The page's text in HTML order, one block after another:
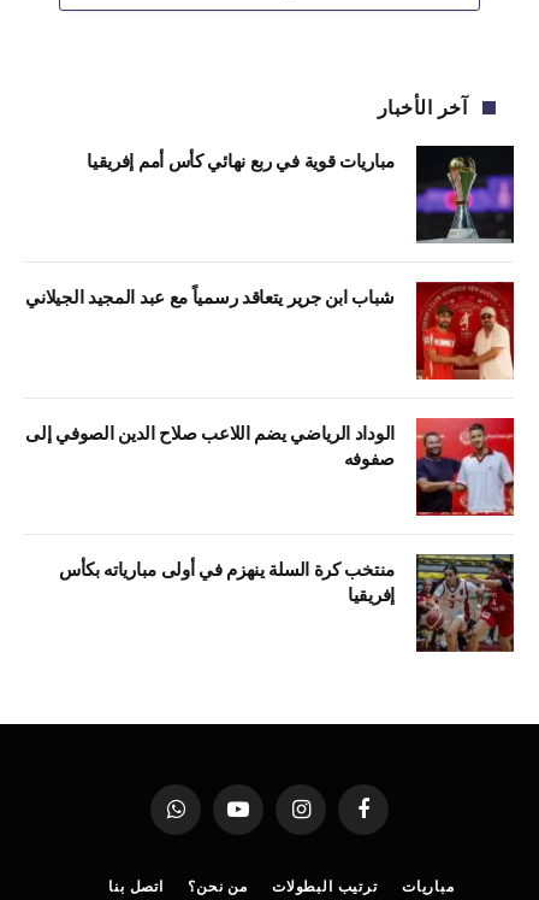
آخر الأخبار
مباريات قوية في ربع نهائي كأس أمم إفريقيا
شباب ابن جرير يتعاقد رسمياً مع عبد المجيد الجيلاني
الوداد الرياضي يضم اللاعب صلاح الدين الصوفي إلى
صفوفه
منتخب كرة السلة ينهزم في أولى مبارياته بكأس
إفريقيا
فيسبوك الانستغراميوتيوب واتساب
مباريات ترتيب البطولات من نحن؟ اتصل بنا